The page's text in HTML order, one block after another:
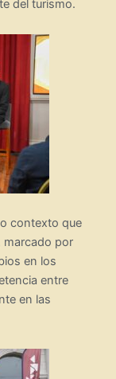
del turismo.
contexto que
marcado por
en los
entre
en las